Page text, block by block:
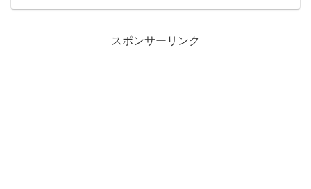
スポンサーリンク